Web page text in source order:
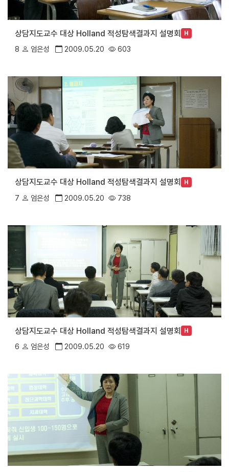
상담지도교수 대상 Holland 적성탐색결과지 설명회 H
8 엄은성 2009.05.20 603
상담지도교수 대상 Holland 적성탐색결과지 설명회 H
7 엄은성 2009.05.20 738
상담지도교수 대상 Holland 적성탐색결과지 설명회 H
6 엄은성 2009.05.20 619